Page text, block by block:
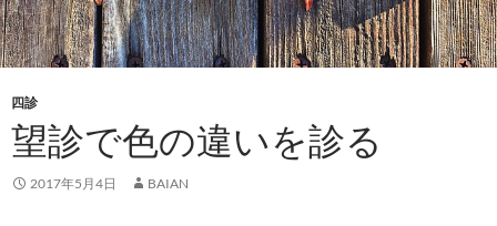
四診
望診で色の違いを診る
2017年5月4日 BAIAN